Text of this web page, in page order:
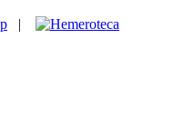
|